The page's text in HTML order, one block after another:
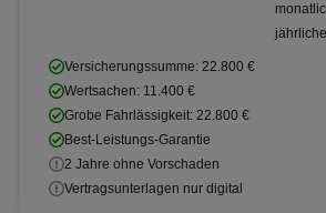
Versicherungssumme: 22.800 €
Wertsachen: 11.400 €
Grobe Fahrlässigkeit: 22.800 €
Best-Leistungs-Garantie
2 Jahre ohne Vorschaden
Vertragsunterlagen nur digital